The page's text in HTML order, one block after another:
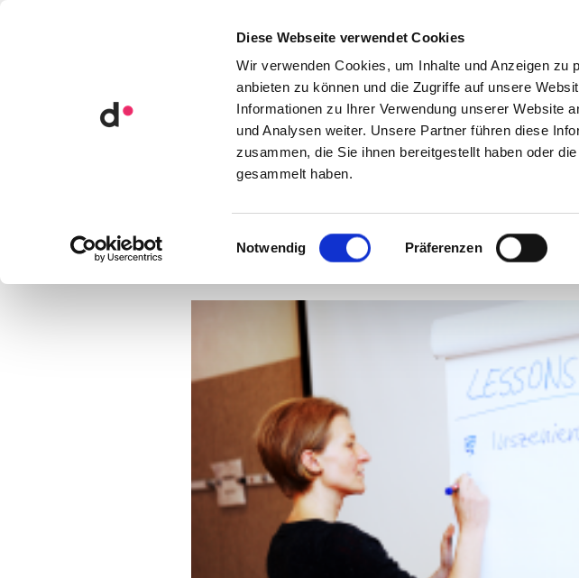
Diese Webseite verwendet Cookies
Wir verwenden Cookies, um Inhalte und Anzeigen zu
anbieten zu können und die Zugriffe auf unsere
Informationen zu Ihrer Verwendung unserer Website
und Analysen weiter. Unsere Partner führen diese
zusammen, die Sie ihnen bereitgestellt haben oder
gesammelt haben.
Einwilligungsauswahl
Notwendig Präferenzen
Orga­ni­sa­ti­ons­ent­wick­lung Mode­ra­tion
KATEGORIE •